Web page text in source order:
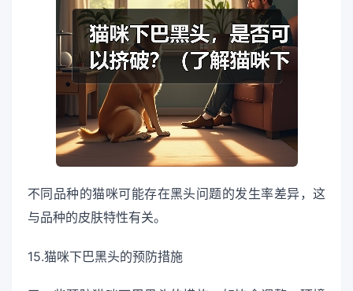
不同品种的猫咪可能存在黑头问题的发生率差异，这
与品种的皮肤特性有关。
15.猫咪下巴黑头的预防措施